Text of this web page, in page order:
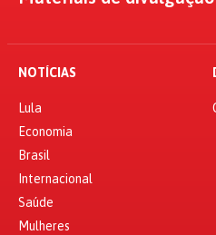
NOTÍCIAS
Lula
Economia
Brasil
Internacional
Saúde
Mulheres